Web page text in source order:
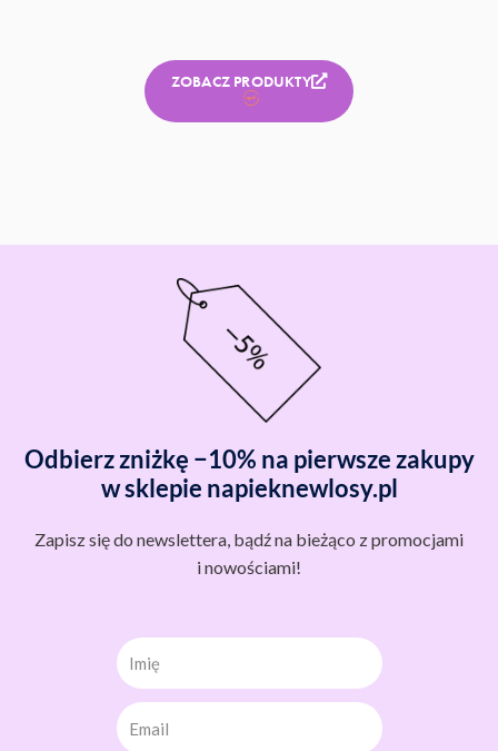
ZOBACZ PRODUKTY
Odbierz zniżkę −10% na pierwsze zakupy
w sklepie napieknewlosy.pl
Zapisz się do newslettera, bądź na bieżąco z promocjami
i nowościami!
Imię